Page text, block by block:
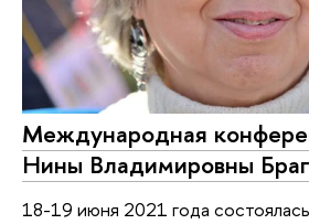
Международная
Нины Владимировны
18-19 июня 2021 года